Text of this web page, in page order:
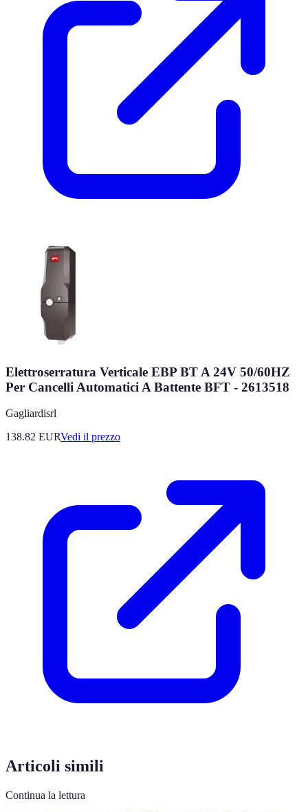
Elettroserratura Verticale EBP BT A 24V 50/60HZ
Per Cancelli Automatici A Battente BFT - 2613518
Gagliardisrl
138.82 EURVedi il prezzo
Articoli simili
Continua la lettura